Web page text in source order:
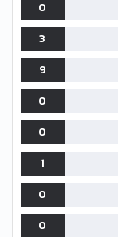
0
3
9
0
0
1
0
0